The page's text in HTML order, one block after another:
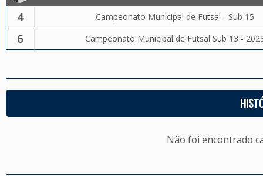
4 Campeonato Municipal de Futsal - Sub 15
6 Campeonato Municipal de Futsal Sub 13 -
Não foi encontrado